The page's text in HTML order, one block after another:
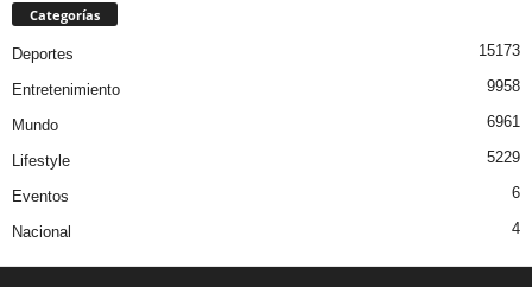
Categorías
Deportes 15173
Entretenimiento 9958
Mundo 6961
Lifestyle 5229
Eventos 6
Nacional 4